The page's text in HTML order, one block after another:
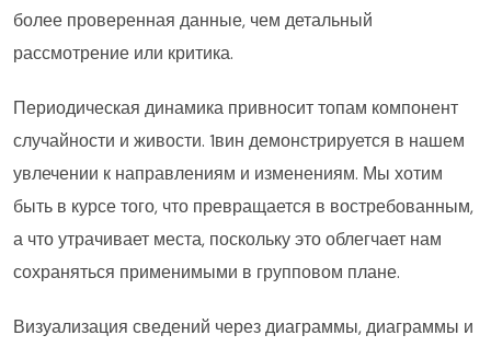
более проверенная данные, чем детальный
рассмотрение или критика.
Периодическая динамика привносит топам компонент
случайности и живости. 1вин демонстрируется в нашем
увлечении к направлениям и изменениям. Мы хотим
быть в курсе того, что превращается в востребованным,
а что утрачивает места, поскольку это облегчает нам
сохраняться применимыми в групповом плане.
Визуализация сведений через диаграммы, диаграммы и